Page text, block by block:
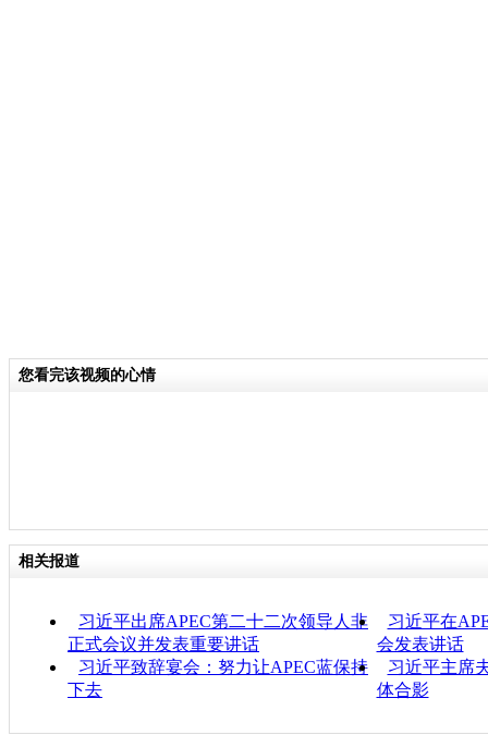
您看完该视频的心情
相关报道
习近平出席APEC第二十二次领导人非
正式会议并发表重要讲话
习近平在
会发表讲话
习近平致辞宴会：努力让APEC蓝保持
下去
习近平主席
体合影